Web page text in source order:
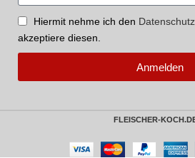
Hiermit nehme ich den Datenschutz
akzeptiere diesen.
Anmelden
FLEISCHER-